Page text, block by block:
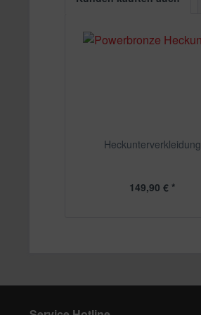
Heckunterverkleidung
149,90 € *